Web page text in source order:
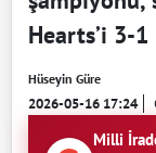
Hearts’i 3-
Hüseyin Güre
2026-05-16 17:24
Milli